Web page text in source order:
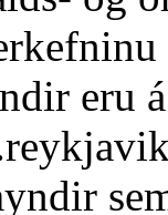
eru